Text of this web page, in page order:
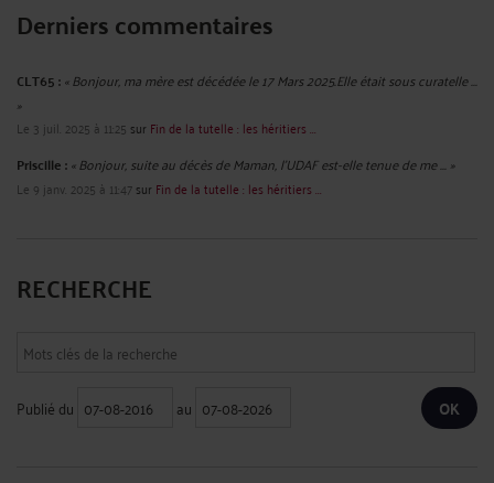
Derniers commentaires
CLT65 :« Bonjour, ma mère est décédée le 17 Mars 2025.Elle était sous curatelle ...
»
Le 3 juil. 2025 à 11:25 sur Fin de la tutelle : les héritiers ...
Priscille :« Bonjour, suite au décès de Maman, l'UDAF est-elle tenue de me ... »
Le 9 janv. 2025 à 11:47sur Fin de la tutelle : les héritiers ...
RECHERCHE
Publié du au